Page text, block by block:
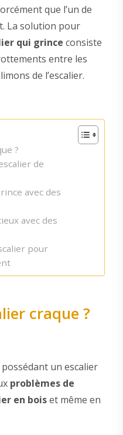
que l’un de
La solution pour
qui grince consiste
entre les
de l’escalier.
?
de
avec des
avec des
pour
craque ?
un escalier
problèmes de
en boiset même en